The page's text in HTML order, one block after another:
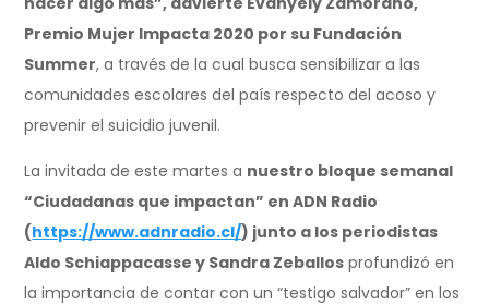
Premio Mujer Impacta 2020 por su Fundación
Summer, a través de la cual busca sensibilizar a las
comunidades escolares del país respecto del acoso y
prevenir el suicidio juvenil.
La invitada de este martes a nuestro bloque semanal
“Ciudadanas que impactan” en ADN Radio
(https://www.adnradio.cl/) junto a los periodistas
Aldo Schiappacasse y Sandra Zeballos profundizó en
la importancia de contar con un “testigo salvador” en los